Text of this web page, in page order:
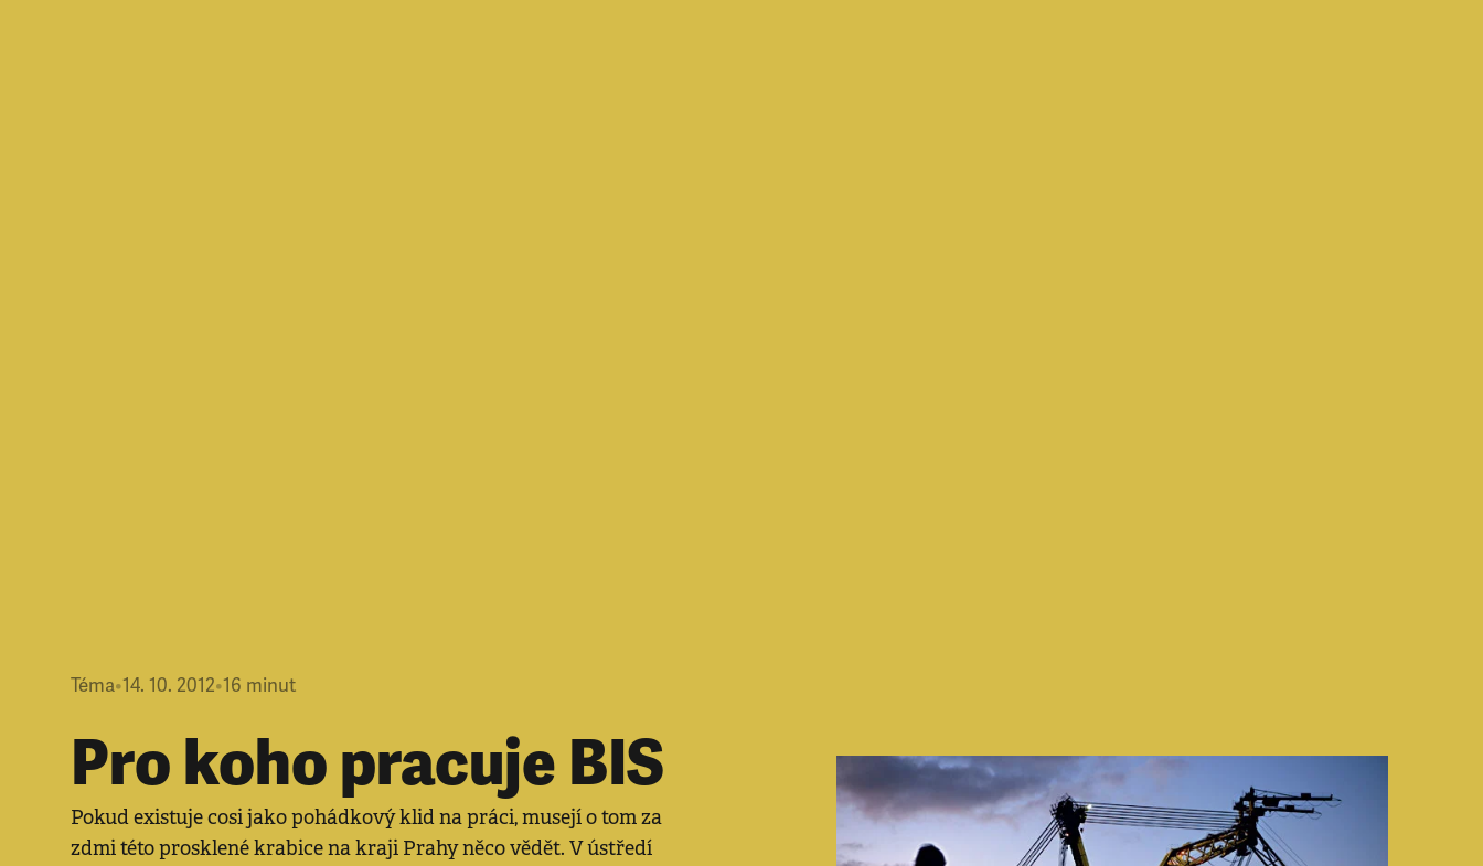
Téma•14. 10. 2012•16 minut
Pro koho pracuje BIS
Pokud existuje cosi jako pohádkový klid na práci, musejí o tom za
zdmi této prosklené krabice na kraji Prahy něco vědět. V ústředí